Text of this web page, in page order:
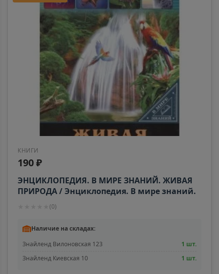
КНИГИ
190 ₽
ЭНЦИКЛОПЕДИЯ. В МИРЕ ЗНАНИЙ. ЖИВАЯ
ПРИРОДА / Энциклопедия. В мире знаний.
изд-во: Проф-пресс
(0)
Наличие на складах:
Знайленд Вилоновская 123
1 шт.
Знайленд Киевская 10
1 шт.